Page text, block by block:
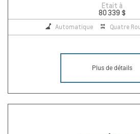
Etait à
80 339 $
Automatique Quatre
Plus de détails